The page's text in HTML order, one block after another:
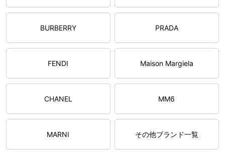
BURBERRY PRADA
FENDI Maison Margiela
CHANEL MM6
MARNI その他ブランド一覧